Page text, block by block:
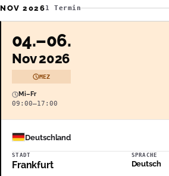
NOV 20261 Termin
04.–06.
Nov 2026
MEZ
Mi–Fr
09:00–17:00
Deutschland
STADT
Frankfurt
SPRACHE
Deutsch